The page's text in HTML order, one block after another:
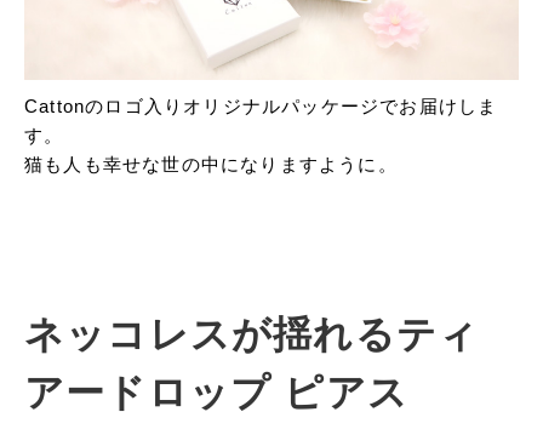
Cattonのロゴ入りオリジナルパッケージでお届けしま
す。
猫も人も幸せな世の中になりますように。
ネッコレスが揺れるティ
アードロップ ピアス